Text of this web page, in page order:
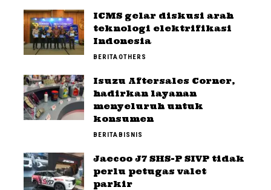
ICMS gelar diskusi arah
teknologi elektrifikasi
Indonesia
BERITAOTHERS
Isuzu Aftersales Corner,
hadirkan layanan
menyeluruh untuk
konsumen
BERITABISNIS
Jaecoo J7 SHS-P SIVP tidak
perlu petugas valet
parkir